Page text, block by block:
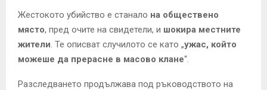
Жестокото убийство е станало на обществено
място, пред очите на свидетели, и шокира местните
жители. Те описват случилото се като „ужас, който
можеше да прерасне в масово клане“.
Разследването продължава под ръководството на